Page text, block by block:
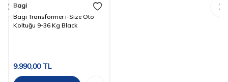
Bagi
Bagi Transformer i-Size Oto
Koltuğu 9-36 Kg Black
9.990,00TL